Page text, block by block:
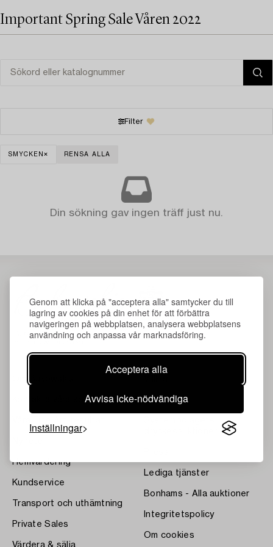
Genom att klicka på "acceptera alla" samtycker du till
lagring av cookies på din enhet för att förbättra
navigeringen på webbplatsen, analysera webbplatsens
användning och anpassa vår marknadsföring.
Acceptera alla
Avvisa icke-nödvändiga
Inställningar
Important Spring Sale Våren 2022
Filter
SMYCKEN RENSA ALLA
Din sökning gav ingen träff just nu.
Kontakta våra specialister
Hemvärdering
Kundservice
Transport och uthämtning
Private Sales
Värdera & sälja
Bukipedia
Lediga tjänster
Bonhams - Alla auktioner
Integritetspolicy
Om cookies